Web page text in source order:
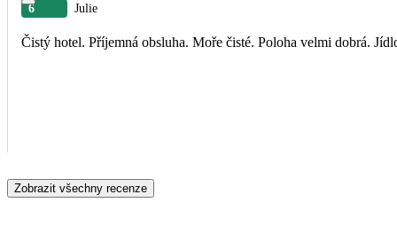
6 Julie
Čistý hotel. Příjemná obsluha. Moře čisté. Poloha velmi dobrá.
Zobrazit všechny recenze